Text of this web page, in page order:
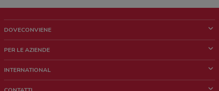
DOVECONVIENE
Chi siamo
PER LE AZIENDE
Richieste commerciali e marketing
INTERNATIONAL